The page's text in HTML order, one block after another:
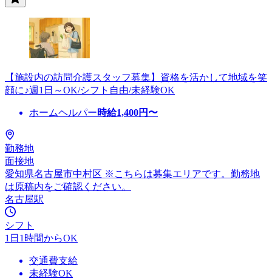
【施設内の訪問介護スタッフ募集】資格を活かして地域を笑
顔に♪週1日～OK/シフト自由/未経験OK
ホームヘルパー時給1,400円〜
勤務地
面接地
愛知県名古屋市中村区 ※こちらは募集エリアです。勤務地
は原稿内をご確認ください。
名古屋駅
シフト
1日1時間からOK
交通費支給
未経験OK